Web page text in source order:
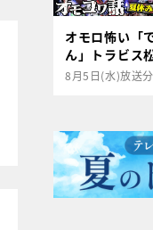
オモロ怖い「
ん」トラビス
8月5日(水)放送分